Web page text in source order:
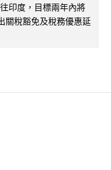
印度，目標兩年內將
關稅豁免及稅務優惠延